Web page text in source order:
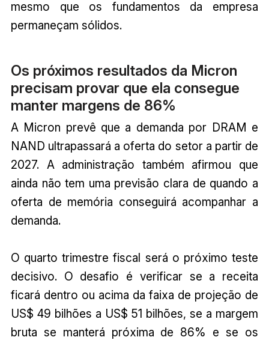
mesmo que os fundamentos da empresa
permaneçam sólidos.
Os próximos resultados da Micron
precisam provar que ela consegue
manter margens de 86%
A Micron prevê que a demanda por DRAM e
NAND ultrapassará a oferta do setor a partir de
2027. A administração também afirmou que
ainda não tem uma previsão clara de quando a
oferta de memória conseguirá acompanhar a
demanda.
O quarto trimestre fiscal será o próximo teste
decisivo. O desafio é verificar se a receita
ficará dentro ou acima da faixa de projeção de
US$ 49 bilhões a US$ 51 bilhões, se a margem
bruta se manterá próxima de 86% e se os